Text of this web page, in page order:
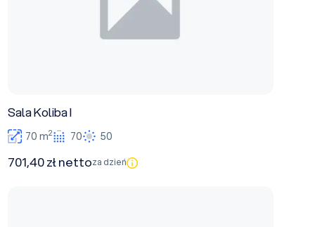
Sala Koliba I
70 m2 70 50
701,40 zł nettoza dzień